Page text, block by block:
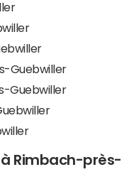
Guebwiller
Guebwiller
Rimbach-près-